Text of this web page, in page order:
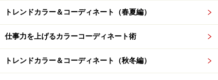
好きな人はオレンジ色を取り入れると、コーディネート
の幅が広がります。
オレンジ色とカーキをキレイめに
トレンドカラー＆コーディネート（春夏編）
仕事力を上げるカラーコーディネート術
トレンドカラー＆コーディネート（秋冬編）